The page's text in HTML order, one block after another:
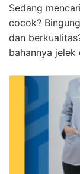
Sedang
cocok?
dan
bahannya